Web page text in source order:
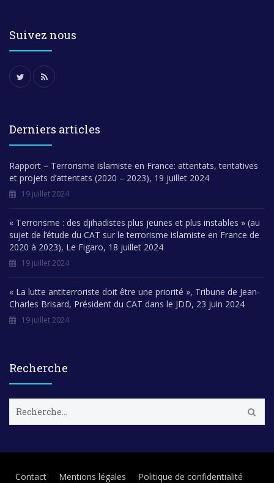
Suivez nous
Derniers articles
Rapport – Terrorisme islamiste en France: attentats, tentatives
et projets d’attentats (2020 – 2023), 19 juillet 2024
19 juillet 2024
« Terrorisme : des djihadistes plus jeunes et plus instables » (au
sujet de l’étude du CAT sur le terrorisme islamiste en France de
2020 à 2023), Le Figaro, 18 juillet 2024
19 juillet 2024
« La lutte antiterroriste doit être une priorité », Tribune de Jean-
Charles Brisard, Président du CAT dans le JDD, 23 juin 2024
19 juillet 2024
Recherche
c
e
Contact Mentions légales Politique de confidentialité